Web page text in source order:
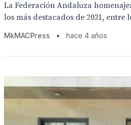
La Federación Andaluza
los más destacados de 2021, entre
MkMACPress • hace 4 años